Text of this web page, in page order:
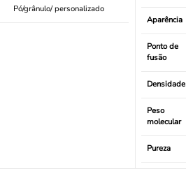
Pó/grânulo/ personalizado
Aparência
Ponto de
fusão
Densidade
Peso
molecular
Pureza